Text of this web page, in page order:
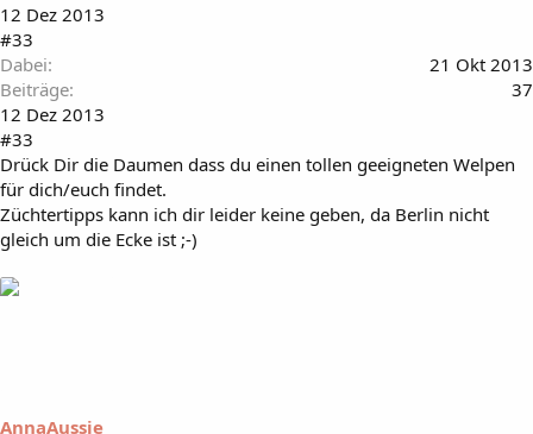
12 Dez 2013
#33
Dabei
21 Okt 2013
Beiträge
37
12 Dez 2013
#33
Drück Dir die Daumen dass du einen tollen geeigneten Welpen
für dich/euch findet.
Züchtertipps kann ich dir leider keine geben, da Berlin nicht
gleich um die Ecke ist ;-)
AnnaAussie